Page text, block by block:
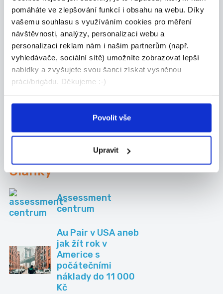
pomáháte ve zlepšování funkcí i obsahu na webu. Díky
vašemu souhlasu s využíváním cookies pro měření
návštěvnosti, analýzy, personalizaci webu a
personalizaci reklam nám i našim partnerům (např.
vyhledávače, sociální sítě) umožníte zobrazovat lepší
nabídky a zvyšujete svou šanci získat vysněnou
práci/brigádu. Děkujeme :-)
Povolit vše
Upravit
Svitavy Ústí nad Orlicí
Články
Assessment
centrum
Au Pair v USA aneb
jak žít rok v
Americe s
počátečními
náklady do 11 000
Kč